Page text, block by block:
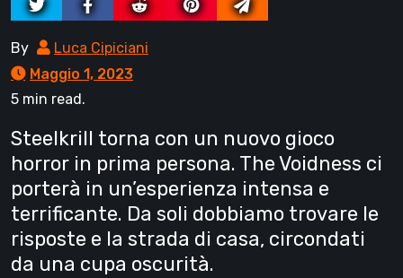
By
Luca Cipiciani
Maggio 1, 2023
5 min read.
Steelkrill torna con un nuovo gioco
horror in prima persona. The Voidness ci
porterà in un’esperienza intensa e
terrificante. Da soli dobbiamo trovare le
risposte e la strada di casa, circondati
da una cupa oscurità.